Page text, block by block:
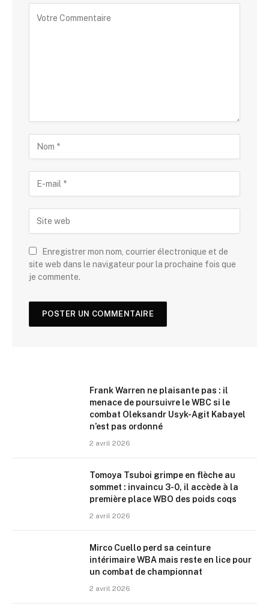
Enregistrer mon nom, courrier électronique et de
site web dans le navigateur pour la prochaine fois que
je commente.
Frank Warren ne plaisante pas : il
menace de poursuivre le WBC si le
combat Oleksandr Usyk-Agit Kabayel
n’est pas ordonné
2 avril 2026
Tomoya Tsuboi grimpe en flèche au
sommet : invaincu 3-0, il accède à la
première place WBO des poids coqs
2 avril 2026
Mirco Cuello perd sa ceinture
intérimaire WBA mais reste en lice pour
un combat de championnat
2 avril 2026